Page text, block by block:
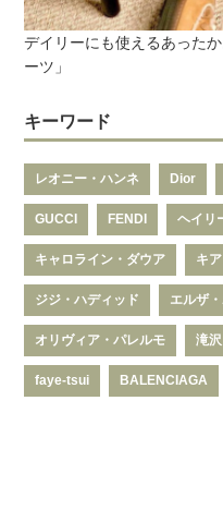
デイリーにも使えるあった
ーツ」
キーワード
レオニー・ハンネ Dior
GUCCI FENDI ヘイリ
キャロライン・ダウア キ
ジジ・ハディッド エルザ
オリヴィア・パレルモ 滝
faye-tsui BALENCIAGA